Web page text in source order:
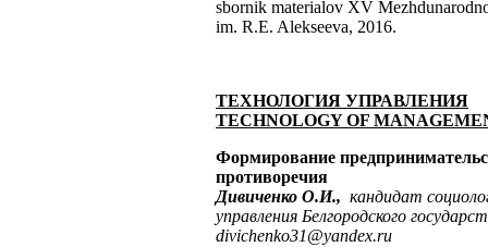
sbornik materialov XV
im. R.E. Alekseeva, 2016.
ТЕХНОЛОГИЯ УПРАВЛЕНИЯ
TECHNOLOGY OF
Формирование
противоречия
Дивиченко О.И., кандидат
управления Белгородского
divichenko31@yandex.ru